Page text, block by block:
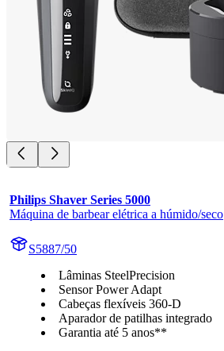
Philips Shaver Series 5000
Máquina de barbear elétrica a húmido/seco
S5887/50
Lâminas SteelPrecision
Sensor Power Adapt
Cabeças flexíveis 360-D
Aparador de patilhas integrado
Garantia até 5 anos**